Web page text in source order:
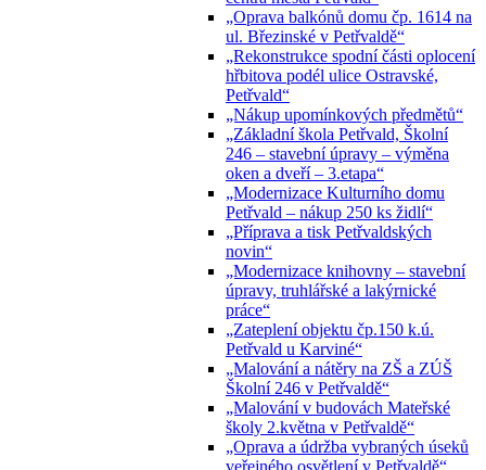
„Oprava balkónů domu čp. 1614 na
ul. Březinské v Petřvaldě“
„Rekonstrukce spodní části oplocení
hřbitova podél ulice Ostravské,
Petřvald“
„Nákup upomínkových předmětů“
„Základní škola Petřvald, Školní
246 – stavební úpravy – výměna
oken a dveří – 3.etapa“
„Modernizace Kulturního domu
Petřvald – nákup 250 ks židlí“
„Příprava a tisk Petřvaldských
novin“
„Modernizace knihovny – stavební
úpravy, truhlářské a lakýrnické
práce“
„Zateplení objektu čp.150 k.ú.
Petřvald u Karviné“
„Malování a nátěry na ZŠ a ZÚŠ
Školní 246 v Petřvaldě“
„Malování v budovách Mateřské
školy 2.května v Petřvaldě“
„Oprava a údržba vybraných úseků
veřejného osvětlení v Petřvaldě“